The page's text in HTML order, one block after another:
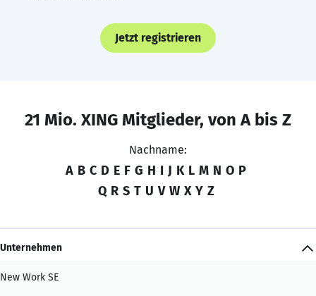
Jetzt registrieren
21 Mio. XING Mitglieder, von A bis Z
Nachname:
A B C D E F G H I J K L M N O P
Q R S T U V W X Y Z
Unternehmen
New Work SE